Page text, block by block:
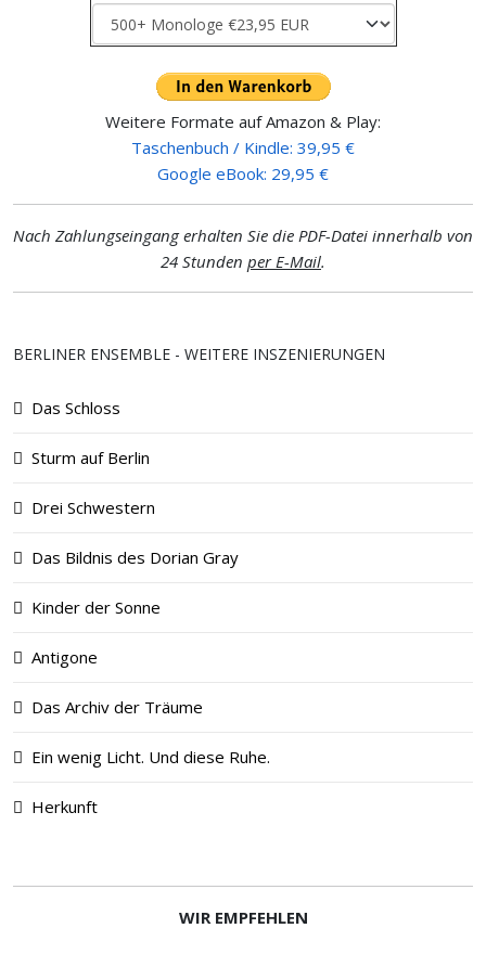
Weitere Formate auf Amazon & Play:
Taschenbuch / Kindle: 39,95 €
Google eBook: 29,95 €
Nach Zahlungseingang erhalten Sie die PDF-Datei innerhalb von
24 Stunden per E-Mail.
BERLINER ENSEMBLE - WEITERE INSZENIERUNGEN
Das Schloss
Sturm auf Berlin
Drei Schwestern
Das Bildnis des Dorian Gray
Kinder der Sonne
Antigone
Das Archiv der Träume
Ein wenig Licht. Und diese Ruhe.
Herkunft
WIR EMPFEHLEN